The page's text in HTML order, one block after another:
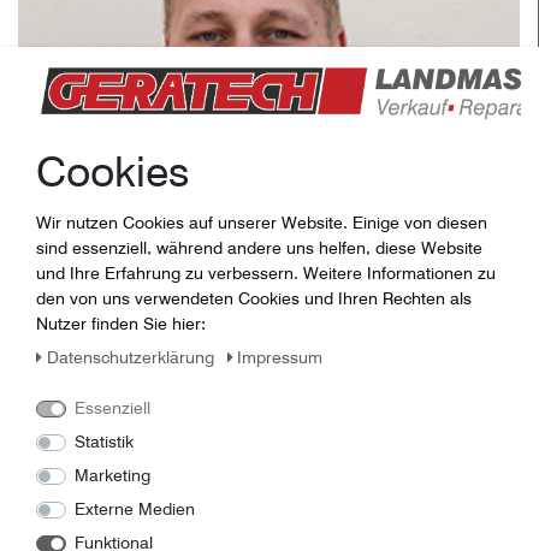
Tel.: 0170-9766162
Verkaufsberater PLZ: 04, 07, 08
Cookies
Wir nutzen Cookies auf unserer Website. Einige von diesen
sind essenziell, während andere uns helfen, diese Website
und Ihre Erfahrung zu verbessern. Weitere Informationen zu
den von uns verwendeten Cookies und Ihren Rechten als
Nutzer finden Sie hier:
Daten­schutz­erklärung
Impressum
Essenziell
Statistik
Marketing
Externe Medien
Funktional